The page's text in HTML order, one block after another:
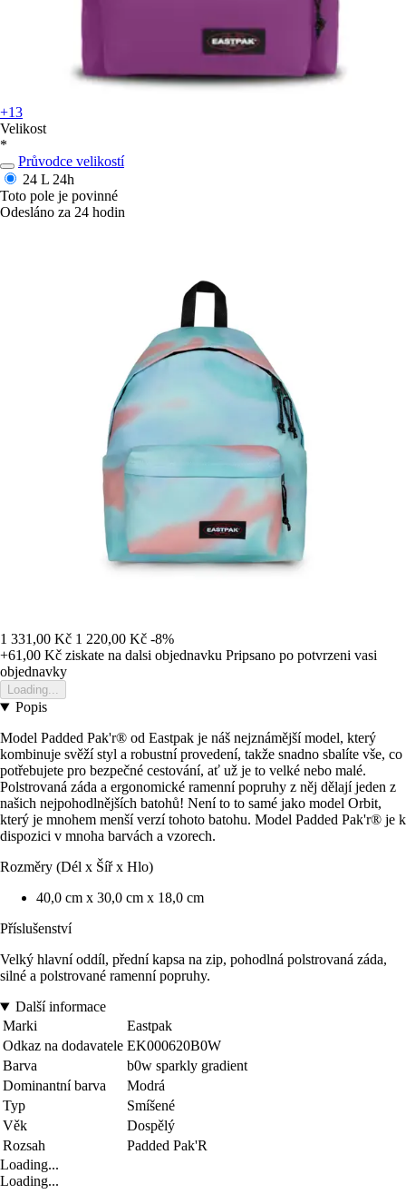
+13
Velikost
*
Průvodce velikostí
24 L 24h
Toto pole je povinné
Odesláno za 24 hodin
1 331,00 Kč 1 220,00 Kč -8%
+61,00 Kč ziskate na dalsi objednavku Pripsano po potvrzeni vasi
objednavky
Loading...
Popis
Model Padded Pak'r® od Eastpak je náš nejznámější model, který
kombinuje svěží styl a robustní provedení, takže snadno sbalíte vše, co
potřebujete pro bezpečné cestování, ať už je to velké nebo malé.
Polstrovaná záda a ergonomické ramenní popruhy z něj dělají jeden z
našich nejpohodlnějších batohů! Není to to samé jako model Orbit,
který je mnohem menší verzí tohoto batohu. Model Padded Pak'r® je k
dispozici v mnoha barvách a vzorech.
Rozměry (Dél x Šíř x Hlo)
40,0 cm x 30,0 cm x 18,0 cm
Příslušenství
Velký hlavní oddíl, přední kapsa na zip, pohodlná polstrovaná záda,
silné a polstrované ramenní popruhy.
Další informace
Marki
Eastpak
Odkaz na dodavatele EK000620B0W
Barva
b0w sparkly gradient
Dominantní barva
Modrá
Typ
Smíšené
Věk
Dospělý
Rozsah
Padded Pak'R
Loading...
Loading...